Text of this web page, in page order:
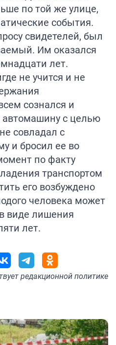
по той же улице,
события.
свидетелей, был
Им оказался
лет.
не учится и не
сознался и
автомашину с целью
совладал с
и бросил ее во
по факту
транспортом
его возбуждено
человека может
виде лишения
лет.
редакционной политике